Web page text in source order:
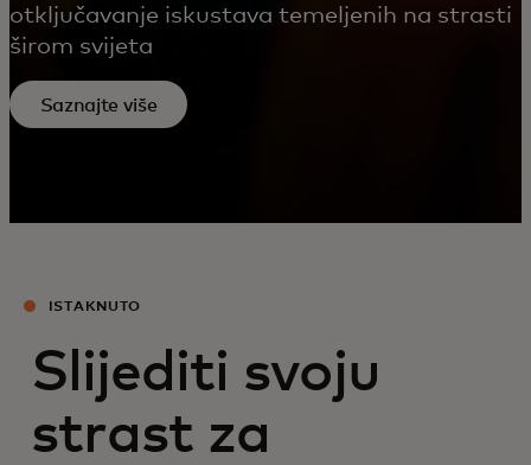
otključavanje iskustava temeljenih na strasti
širom svijeta
Saznajte više
ISTAKNUTO
Slijediti svoju
strast za